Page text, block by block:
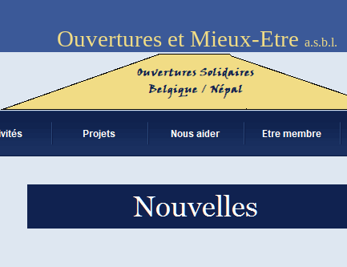
Ouvertures et Mieux-Etre a.s.b.l.